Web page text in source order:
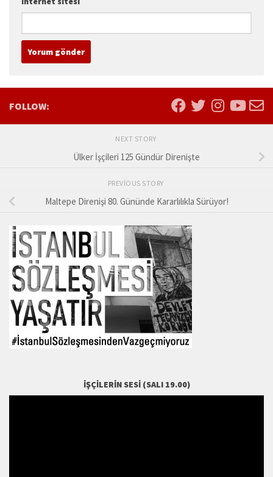
FOLLOW:
NEXT STORY
Ülker İşçileri 125 Gündür Direnişte
PREVIOUS STORY
Maltepe Direnişi 80. Gününde Kararlılıkla Sürüyor!
İŞÇILERIN SESI (SALI 19.00)